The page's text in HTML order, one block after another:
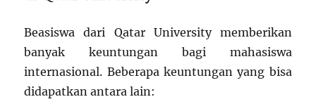
Beasiswa dari Qatar University memberikan
banyak keuntungan bagi mahasiswa
internasional. Beberapa keuntungan yang bisa
didapatkan antara lain: